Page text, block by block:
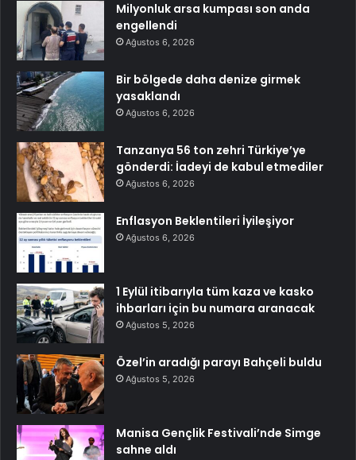
Milyonluk arsa kumpası son anda
engellendi
Ağustos 6, 2026
Bir bölgede daha denize girmek
yasaklandı
Ağustos 6, 2026
Tanzanya 56 ton zehri Türkiye’ye
gönderdi: İadeyi de kabul etmediler
Ağustos 6, 2026
Enflasyon Beklentileri İyileşiyor
Ağustos 6, 2026
1 Eylül itibarıyla tüm kaza ve kasko
ihbarları için bu numara aranacak
Ağustos 5, 2026
Özel’in aradığı parayı Bahçeli buldu
Ağustos 5, 2026
Manisa Gençlik Festivali’nde Simge
sahne aldı